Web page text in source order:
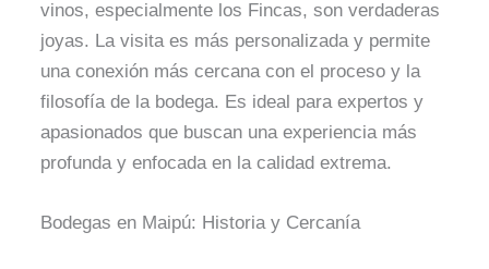
vinos, especialmente los Fincas, son verdaderas
joyas. La visita es más personalizada y permite
una conexión más cercana con el proceso y la
filosofía de la bodega. Es ideal para expertos y
apasionados que buscan una experiencia más
profunda y enfocada en la calidad extrema.
Bodegas en Maipú: Historia y Cercanía